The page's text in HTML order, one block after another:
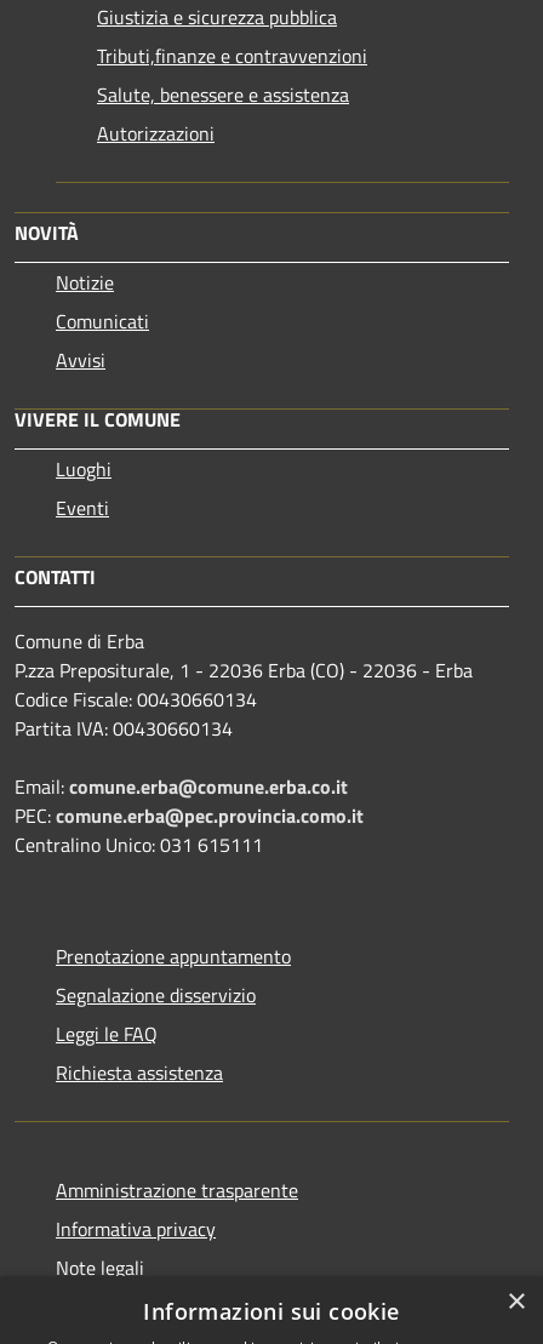
Giustizia e sicurezza pubblica
Tributi,finanze e contravvenzioni
Salute, benessere e assistenza
Autorizzazioni
NOVITÀ
Notizie
Comunicati
Avvisi
VIVERE IL COMUNE
Luoghi
Eventi
CONTATTI
Comune di Erba
P.zza Prepositurale, 1 - 22036 Erba (CO) - 22036 - Erba
Codice Fiscale: 00430660134
Partita IVA: 00430660134
Email:comune.erba@comune.erba.co.it
PEC:comune.erba@pec.provincia.como.it
Centralino Unico: 031 615111
Prenotazione appuntamento
Segnalazione disservizio
Leggi le FAQ
Richiesta assistenza
Amministrazione trasparente
Informativa privacy
Note legali
Dichiarazione di accessibilità
×
Informazioni sui cookie